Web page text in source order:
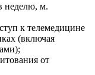
неделю, м.
к телемедицине
(включая
от